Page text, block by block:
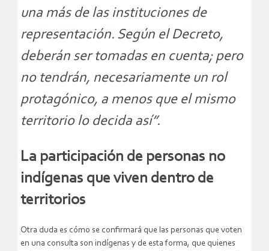
una más de las instituciones de
representación. Según el Decreto,
deberán ser tomadas en cuenta; pero
no tendrán, necesariamente un rol
protagónico, a menos que el mismo
territorio lo decida así”.
La participación de personas no
indígenas que viven dentro de
territorios
Otra duda es cómo se confirmará que las personas que voten
en una consulta son indígenas y de esta forma, que quienes